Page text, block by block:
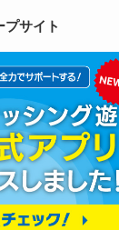
サイト